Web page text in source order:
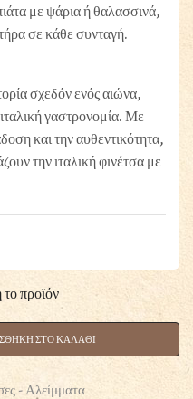
με ψάρια ή θαλασσινά,
σε κάθε συνταγή.
σχεδόν ενός αιώνα,
γαστρονομία. Με
και την αυθεντικότητα,
την ιταλική φινέτσα με
προϊόν
ΣΤΟ ΚΑΛΑΘΙ
- Αλείμματα